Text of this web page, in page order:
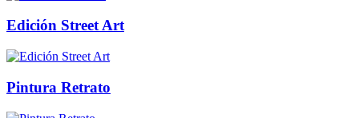
Edición Street Art
Pintura Retrato